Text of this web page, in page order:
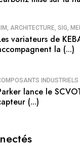
ARCHITECTURE, SIG,
variateurs de
la (...)
INDUSTRIELS
lance le
(...)